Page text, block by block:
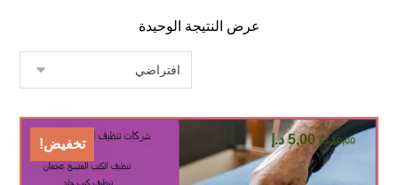
عرض النتيجة الوحيدة
تخفيض! 10,00 د.إ 5,00 د.إ